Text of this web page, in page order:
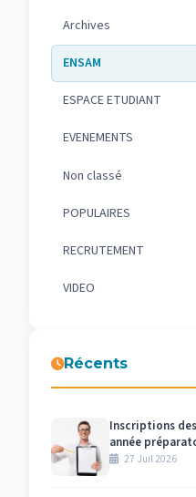
Archives
ENSAM
ESPACE ETUDIANT
EVENEMENTS
Non classé
POPULAIRES
RECRUTEMENT
VIDEO
Récents
Inscriptions
année
titre de l’année
27 Juil 2026